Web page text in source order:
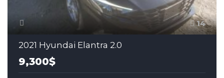
14
2021 Hyundai Elantra 2.0
9,300$